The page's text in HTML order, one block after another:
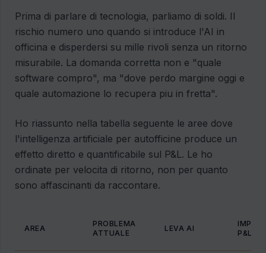
Prima di parlare di tecnologia, parliamo di soldi. Il
rischio numero uno quando si introduce l'AI in
officina e disperdersi su mille rivoli senza un ritorno
misurabile. La domanda corretta non e "quale
software compro", ma "dove perdo margine oggi e
quale automazione lo recupera piu in fretta".
Ho riassunto nella tabella seguente le aree dove
l'intelligenza artificiale per autofficine produce un
effetto diretto e quantificabile sul P&L. Le ho
ordinate per velocita di ritorno, non per quanto
sono affascinanti da raccontare.
AREA
PROBLEMA
ATTUALE
LEVA AI
P&L